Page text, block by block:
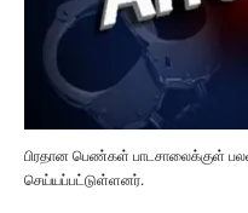
பிரதான பெண்கள் பாடசாலைக்குள்
செய்யப்பட்டுள்ளனர்.